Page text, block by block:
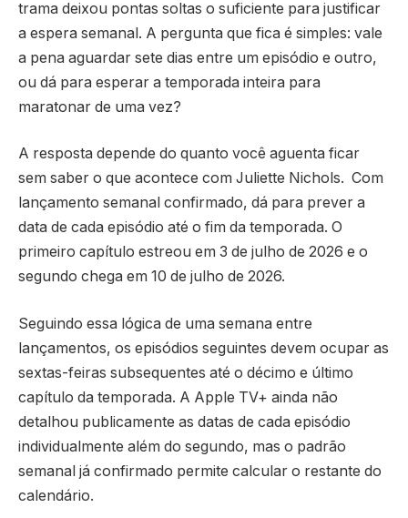
trama deixou pontas soltas o suficiente para justificar
a espera semanal. A pergunta que fica é simples: vale
a pena aguardar sete dias entre um episódio e outro,
ou dá para esperar a temporada inteira para
maratonar de uma vez?
A resposta depende do quanto você aguenta ficar
sem saber o que acontece com Juliette Nichols. Com
lançamento semanal confirmado, dá para prever a
data de cada episódio até o fim da temporada. O
primeiro capítulo estreou em 3 de julho de 2026 e o
segundo chega em 10 de julho de 2026.
Seguindo essa lógica de uma semana entre
lançamentos, os episódios seguintes devem ocupar as
sextas-feiras subsequentes até o décimo e último
capítulo da temporada. A Apple TV+ ainda não
detalhou publicamente as datas de cada episódio
individualmente além do segundo, mas o padrão
semanal já confirmado permite calcular o restante do
calendário.